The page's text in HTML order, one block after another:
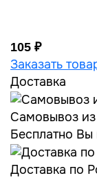
105 ₽
Заказать
Доставка
Самовывоз из
Бесплатно Вы
Доставка по